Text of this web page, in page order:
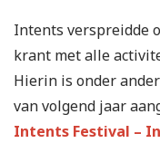
Intents verspreidde
krant met alle
Hierin is onder
van volgend jaar
Intents Festival –